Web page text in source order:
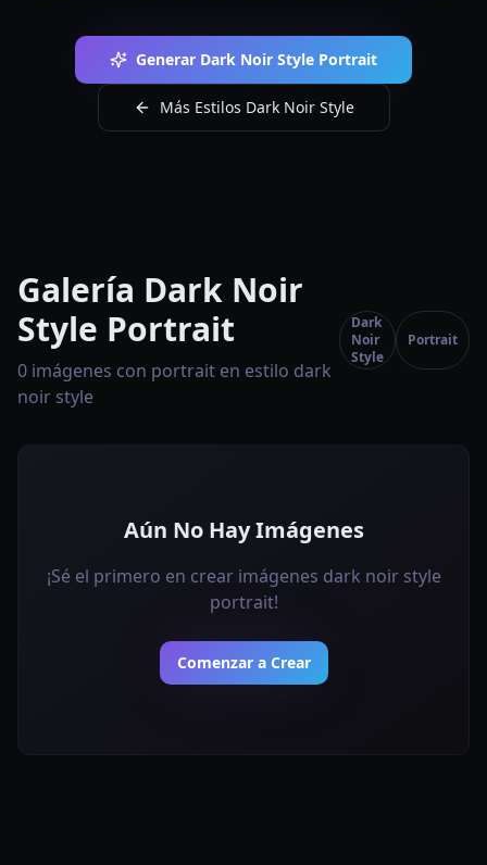
Generar Dark Noir Style Portrait
Más Estilos Dark Noir Style
Galería Dark Noir
Style Portrait
0 imágenes con portrait en estilo dark
noir style
Dark
Noir
Style
Portrait
Aún No Hay Imágenes
¡Sé el primero en crear imágenes dark noir style
portrait!
Comenzar a Crear